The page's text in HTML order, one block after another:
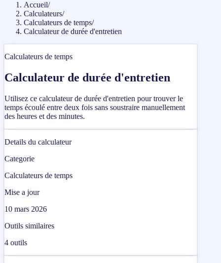
Accueil/
Calculateurs/
Calculateurs de temps/
Calculateur de durée d'entretien
Calculateurs de temps
Calculateur de durée d'entretien
Utilisez ce calculateur de durée d'entretien pour trouver le
temps écoulé entre deux fois sans soustraire manuellement
des heures et des minutes.
Details du calculateur
Categorie
Calculateurs de temps
Mise a jour
10 mars 2026
Outils similaires
4 outils